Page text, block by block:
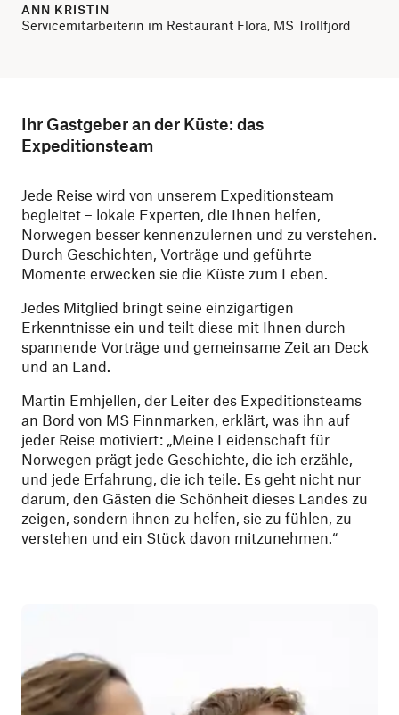
ANN KRISTIN
Servicemitarbeiterin im Restaurant Flora, MS Trollfjord
Ihr Gastgeber an der Küste: das
Expeditionsteam
Jede Reise wird von unserem Expeditionsteam
begleitet – lokale Experten, die Ihnen helfen,
Norwegen besser kennenzulernen und zu verstehen.
Durch Geschichten, Vorträge und geführte
Momente erwecken sie die Küste zum Leben.
Jedes Mitglied bringt seine einzigartigen
Erkenntnisse ein und teilt diese mit Ihnen durch
spannende Vorträge und gemeinsame Zeit an Deck
und an Land.
Martin Emhjellen, der Leiter des Expeditionsteams
an Bord von MS Finnmarken, erklärt, was ihn auf
jeder Reise motiviert: „Meine Leidenschaft für
Norwegen prägt jede Geschichte, die ich erzähle,
und jede Erfahrung, die ich teile. Es geht nicht nur
darum, den Gästen die Schönheit dieses Landes zu
zeigen, sondern ihnen zu helfen, sie zu fühlen, zu
verstehen und ein Stück davon mitzunehmen.“